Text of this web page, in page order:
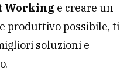
Working e creare un
produttivo possibile, ti
soluzioni e